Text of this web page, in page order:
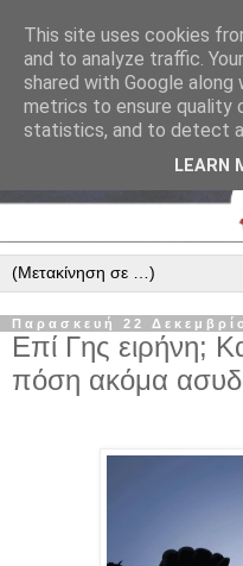
Παρασκευή 22
Επί Γης ειρήνη;
πόση ακόμα
This site uses cookies
and to analyze traffic.
shared with Google
metrics to ensure quality
statistics, and to detect
LEARN